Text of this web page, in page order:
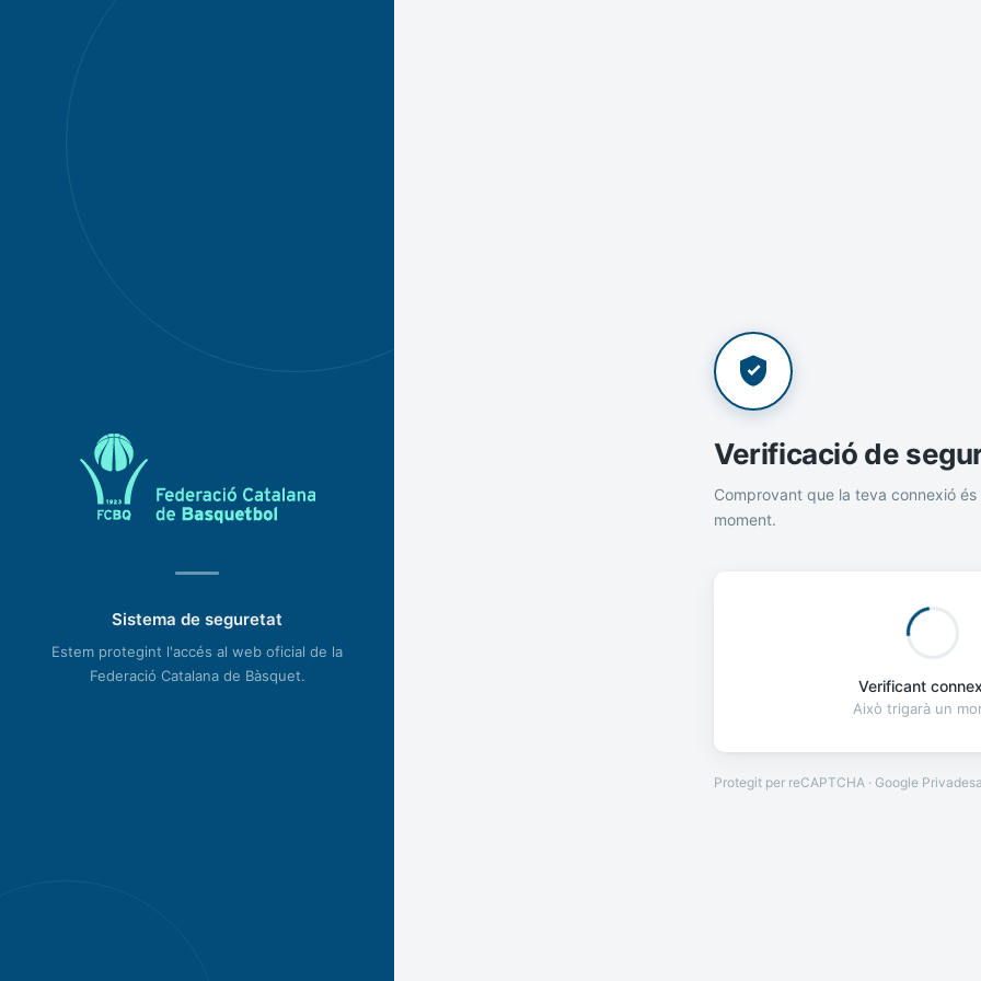
Sistema de seguretat
Estem protegint l'accés al web oficial de la
Federació Catalana de Bàsquet.
Verificació de
Comprovant que la teva connexió és
moment.
Verificant
Això trigarà un
Protegit per reCAPTCHA · Google Privadesa